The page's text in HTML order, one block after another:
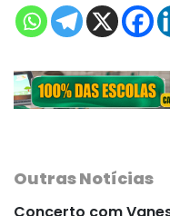
Outras Notícias